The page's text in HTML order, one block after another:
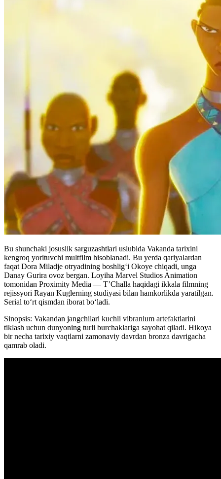
Bu shunchaki josuslik sarguzashtlari uslubida Vakanda tarixini
kengroq yorituvchi multfilm hisoblanadi. Bu yerda qariyalardan
faqat Dora Miladje otryadining boshlig‘i Okoye chiqadi, unga
Danay Gurira ovoz bergan. Loyiha Marvel Studios Animation
tomonidan Proximity Media — T’Challa haqidagi ikkala filmning
rejissyori Rayan Kuglerning studiyasi bilan hamkorlikda yaratilgan.
Serial to‘rt qismdan iborat bo‘ladi.
Sinopsis: Vakandan jangchilari kuchli vibranium artefaktlarini
tiklash uchun dunyoning turli burchaklariga sayohat qiladi. Hikoya
bir necha tarixiy vaqtlarni zamonaviy davrdan bronza davrigacha
qamrab oladi.